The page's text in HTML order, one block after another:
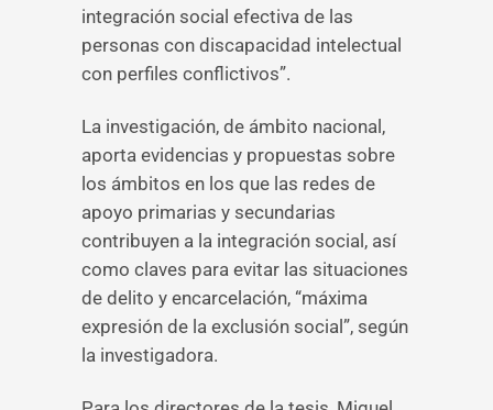
integración social efectiva de las
personas con discapacidad intelectual
con perfiles conflictivos”.
La investigación, de ámbito nacional,
aporta evidencias y propuestas sobre
los ámbitos en los que las redes de
apoyo primarias y secundarias
contribuyen a la integración social, así
como claves para evitar las situaciones
de delito y encarcelación, “máxima
expresión de la exclusión social”, según
la investigadora.